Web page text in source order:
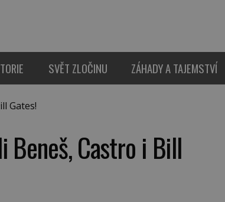
SVĚT ZLOČINU ZÁHADY A TAJEMSTVÍ
Gates!
Beneš, Castro i Bill